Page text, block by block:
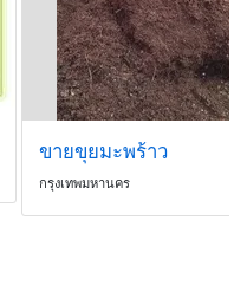
ขายขุยมะพร้าว
กรุงเทพมหานคร